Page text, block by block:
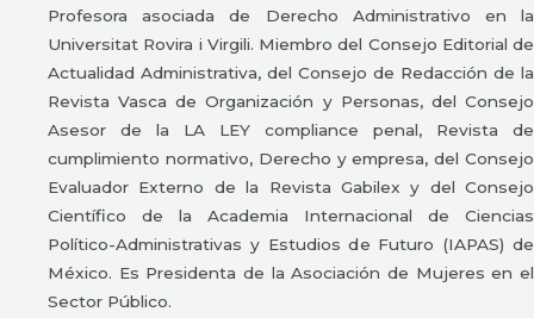
Profesora asociada de Derecho Administrativo en la
Universitat Rovira i Virgili. Miembro del Consejo Editorial de
Actualidad Administrativa, del Consejo de Redacción de la
Revista Vasca de Organización y Personas, del Consejo
Asesor de la LA LEY compliance penal, Revista de
cumplimiento normativo, Derecho y empresa, del Consejo
Evaluador Externo de la Revista Gabilex y del Consejo
Científico de la Academia Internacional de Ciencias
Político-Administrativas y Estudios de Futuro (IAPAS) de
México. Es Presidenta de la Asociación de Mujeres en el
Sector Público.